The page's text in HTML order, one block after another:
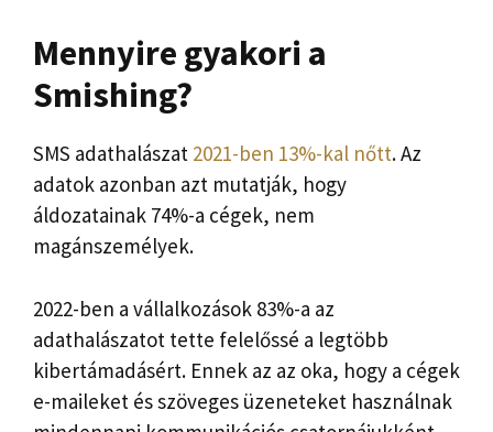
Mennyire gyakori a
Smishing?
SMS adathalászat 2021-ben 13%-kal nőtt. Az
adatok azonban azt mutatják, hogy
áldozatainak 74%-a cégek, nem
magánszemélyek.
2022-ben a vállalkozások 83%-a az
adathalászatot tette felelőssé a legtöbb
kibertámadásért. Ennek az az oka, hogy a cégek
e-maileket és szöveges üzeneteket használnak